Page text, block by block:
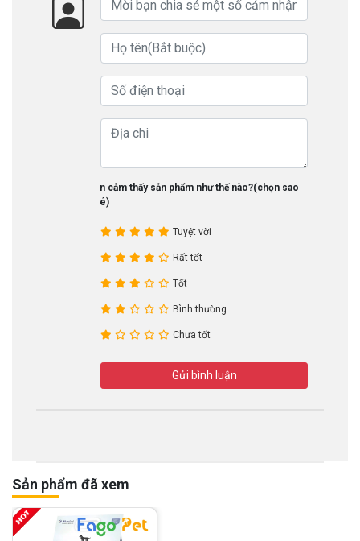
Bạn cảm thấy sản phẩm như thế nào?(chọn sao
nhé)
Tuyệt vời
Rất tốt
Tốt
Bình thường
Chưa tốt
Gửi bình luận
Sản phẩm đã xem